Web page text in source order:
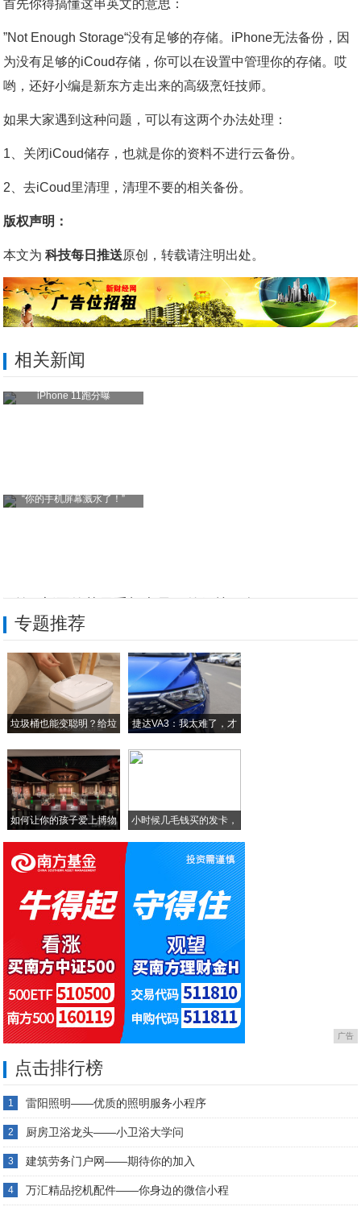
首先你得搞懂这串英文的意思：
”Not Enough Storage“没有足够的存储。iPhone无法备份，因
为没有足够的iCoud存储，你可以在设置中管理你的存储。哎
哟，还好小编是新东方走出来的高级烹饪技师。
如果大家遇到这种问题，可以有这两个办法处理：
1、关闭iCoud储存，也就是你的资料不进行云备份。
2、去iCoud里清理，清理不要的相关备份。
版权声明：
本文为科技每日推送原创，转载请注明出处。
相关新闻
iPhone 11跑分曝
“你的手机屏幕溅水了！”
你是否晚上玩手机玩到很晚？当心手机成瘾影
苹果手机全方位检测，简单易懂！你值得一看
最全的适合外企职场人学英语的手机软件ap
摄影：光学取景器VS电子取景器!
专题推荐
垃圾桶也能变聪明？给垃
捷达VA3：我太难了，才
如何让你的孩子爱上博物
小时候几毛钱买的发卡，
广告
点击排行榜
1 雷阳照明——优质的照明服务小程序
2 厨房卫浴龙头——小卫浴大学问
3 建筑劳务门户网——期待你的加入
4 万汇精品挖机配件——你身边的微信小程